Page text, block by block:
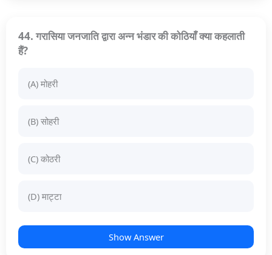
44. गरासिया जनजाति द्वारा अन्न भंडार की कोठियाँ क्या कहलाती
हैं?
(A) मोहरी
(B) सोहरी
(C) कोठरी
(D) माट्टा
Show Answer